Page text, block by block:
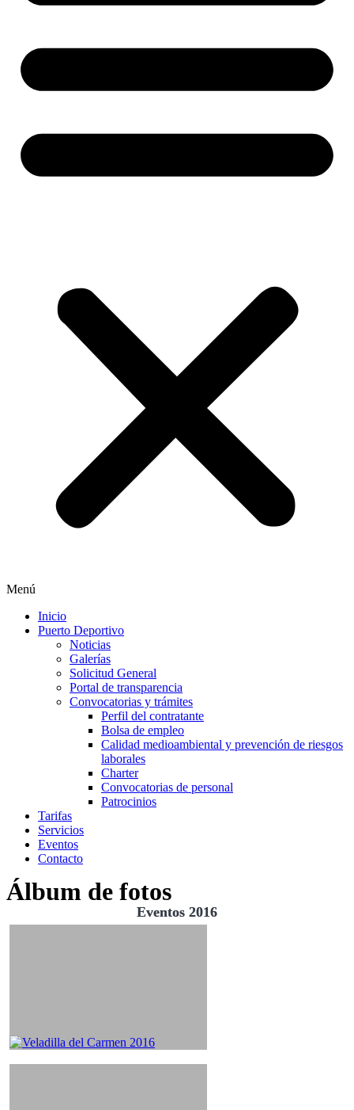
Menú
Inicio
Puerto Deportivo
Noticias
Galerías
Solicitud General
Portal de transparencia
Convocatorias y trámites
Perfil del contratante
Bolsa de empleo
Calidad medioambiental y prevención de riesgos
laborales
Charter
Convocatorias de personal
Patrocinios
Tarifas
Servicios
Eventos
Contacto
Álbum de fotos
Eventos 2016